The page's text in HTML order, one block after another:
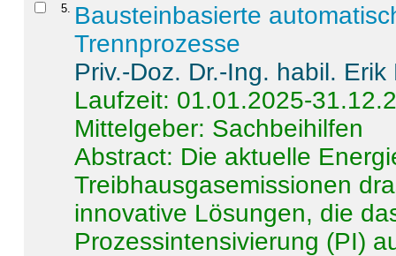
5
Bausteinbasierte
Trennprozesse
Priv.-Doz. Dr.-Ing. habil. Erik
Laufzeit: 01.01.2025-
Mittelgeber: Sachbeihilfen
Abstract: Die aktuelle
Treibhausgasemissionen
innovative Lösungen, die
Prozessintensivierung (PI)